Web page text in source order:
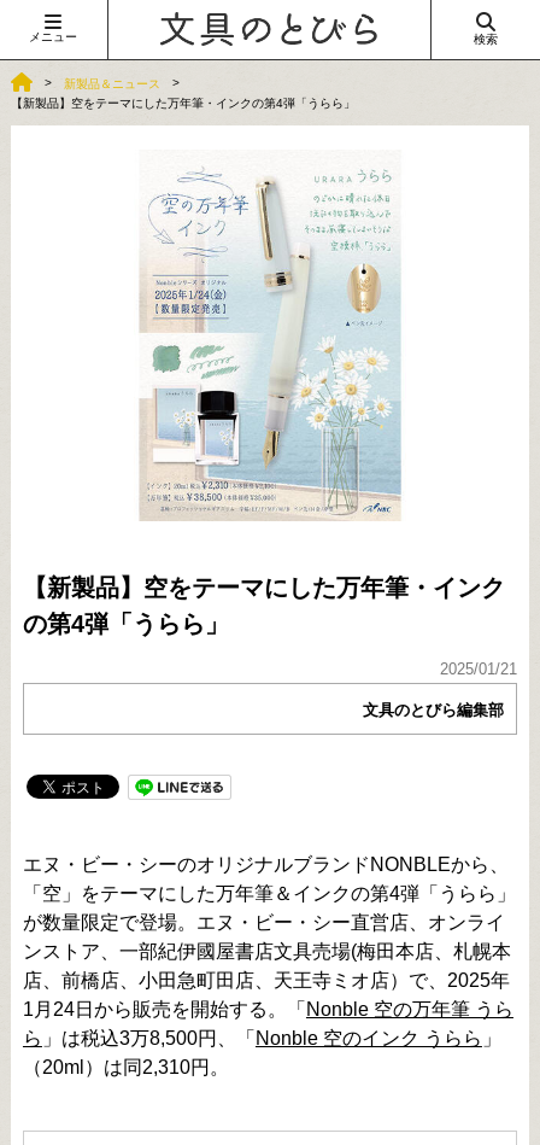
メニュー 検索
新製品＆ニュース
【新製品】空をテーマにした万年筆・インクの第4弾「うらら」
【新製品】空をテーマにした万年筆・インク
の第4弾「うらら」
2025/01/21
文具のとびら編集部
エヌ・ビー・シーのオリジナルブランドNONBLEから、
「空」をテーマにした万年筆＆インクの第4弾「うらら」
が数量限定で登場。エヌ・ビー・シー直営店、オンライ
ンストア、一部紀伊國屋書店文具売場(梅田本店、札幌本
店、前橋店、小田急町田店、天王寺ミオ店）で、2025年
1月24日から販売を開始する。「 Nonble 空の万年筆 うら
ら 」は税込3万8,500円、「 Nonble 空のインク うらら 」
（20ml）は同2,310­円。